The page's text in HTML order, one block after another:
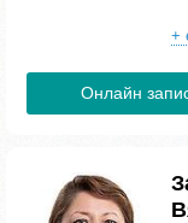
+
Онлайн